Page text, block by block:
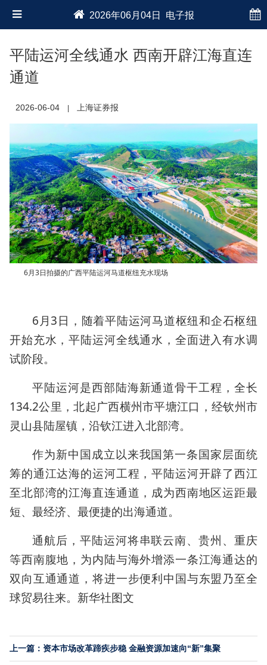
2026年06月04日 电子报
平陆运河全线通水 西南开辟江海直连
通道
2026-06-04 上海证券报
6月3日拍摄的广西平陆运河马道枢纽充水现场
6月3日，随着平陆运河马道枢纽和企石枢纽
开始充水，平陆运河全线通水，全面进入有水调
试阶段。
平陆运河是西部陆海新通道骨干工程，全长
134.2公里，北起广西横州市平塘江口，经钦州市
灵山县陆屋镇，沿钦江进入北部湾。
作为新中国成立以来我国第一条国家层面统
筹的通江达海的运河工程，平陆运河开辟了西江
至北部湾的江海直连通道，成为西南地区运距最
短、最经济、最便捷的出海通道。
通航后，平陆运河将串联云南、贵州、重庆
等西南腹地，为内陆与海外增添一条江海通达的
双向互通通道，将进一步便利中国与东盟乃至全
球贸易往来。新华社图文
上一篇：资本市场改革蹄疾步稳 金融资源加速向“新”集聚